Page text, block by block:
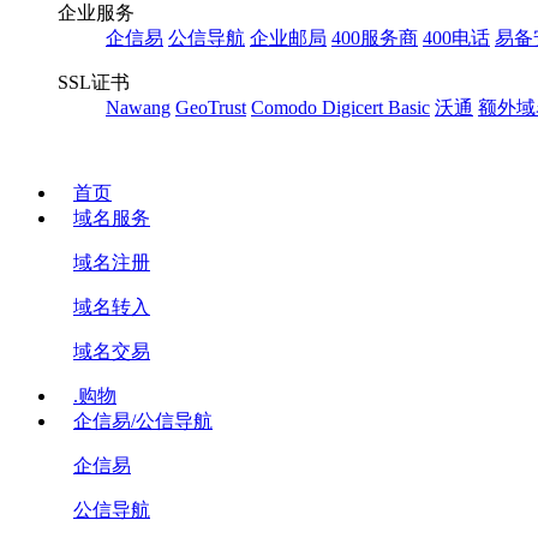
企业服务
企信易 公信导航 企业邮局 400服务商 400电话 易备
SSL证书
Nawang GeoTrust Comodo Digicert Basic 沃通 额外域
首页
域名服务
域名注册
域名转入
域名交易
.购物
企信易/公信导航
企信易
公信导航